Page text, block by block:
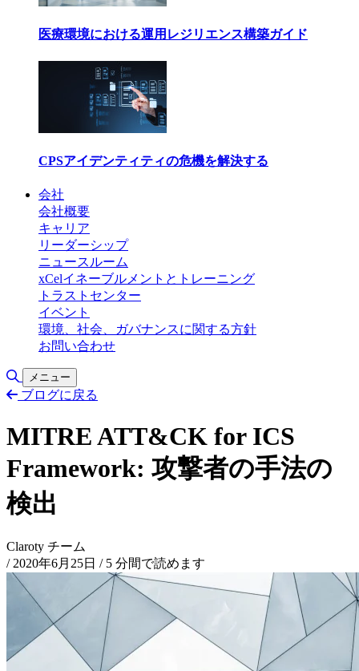
医療環境における運用レジリエンス構築ガイド
CPSアイデンティティの危機を解決する
会社
会社概要
キャリア
リーダーシップ
ニュースルーム
xCelイネーブルメントとトレーニング
トラストセンター
イベント
環境、社会、ガバナンスに関する方針
お問い合わせ
Toggle Search
メニュー
ブログに戻る
MITRE ATT&CK for ICS
Framework: 攻撃者の手法の
検出
Claroty チーム
/ 2020年6月25日 /5 分間で読めます